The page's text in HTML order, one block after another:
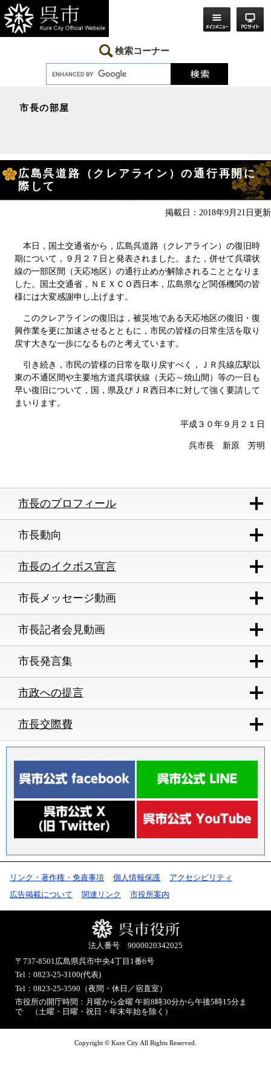
ー
ジ
の
ニ
ュ
ー
検索コーナー
市長の部屋
文
広島呉道路（クレアライン）の通行再開に
際して
掲載日：2018年9月21日更新
本日，国土交通省から，広島呉道路（クレアライン）の復旧時
期について，９月２７日と発表されました。また，併せて呉環状
線の一部区間（天応地区）の通行止めが解除されることとなりま
した。国土交通省，ＮＥＸＣＯ西日本，広島県など関係機関の皆
様には大変感謝申し上げます。
このクレアラインの復旧は，被災地である天応地区の復旧・復
興作業を更に加速させるとともに，市民の皆様の日常生活を取り
戻す大きな一歩になるものと考えています。
引き続き，市民の皆様の日常を取り戻すべく，ＪＲ呉線広駅以
東の不通区間や主要地方道呉環状線（天応～焼山間）等の一日も
早い復旧について，国，県及びＪＲ西日本に対して強く要請して
まいります。
平成３０年９月２１日
呉市長 新原 芳明
市長のプロフィール
市長動向
市長のイクボス宣言
市長メッセージ動画
市長記者会見動画
市長発言集
市政への提言
市長交際費
リンク・著作権・免責事項 個人情報保護
アクセシビリティ
広告掲載について
関連リンク 市役所案内
法人番号 9000020342025
〒737-8501広島県呉市中央4丁目1番6号
Tel：0823-25-3100(代表)
Tel：0823-25-3590（夜間・休日／宿直室）
市役所の開庁時間：月曜から金曜 午前8時30分から午後5時15分ま
で （土曜・日曜・祝日・年末年始を除く）
Copyright © Kure City All Rights Reserved.